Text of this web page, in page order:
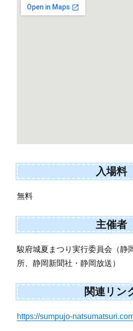
入場料
無料
主催者
駿府城夏まつり実行委員会（静
所、静岡新聞社・静岡放送）
関連リン
https://sumpujo-